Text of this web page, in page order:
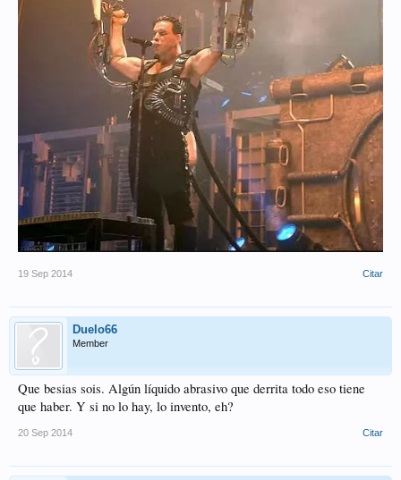
19 Sep 2014 Citar
Duelo66
Member
Que besias sois. Algún líquido abrasivo que derrita todo eso tiene
que haber. Y si no lo hay, lo invento, eh?
20 Sep 2014 Citar